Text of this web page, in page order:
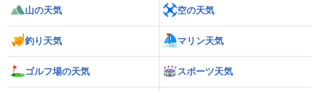
山の天気 空の天気
釣り天気 マリン天気
ゴルフ場の天気 スポーツ天気